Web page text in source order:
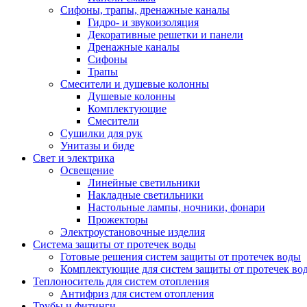
Сифоны, трапы, дренажные каналы
Гидро- и звукоизоляция
Декоративные решетки и панели
Дренажные каналы
Сифоны
Трапы
Смесители и душевые колонны
Душевые колонны
Комплектующие
Смесители
Сушилки для рук
Унитазы и биде
Свет и электрика
Освещение
Линейные светильники
Накладные светильники
Настольные лампы, ночники, фонари
Прожекторы
Электроустановочные изделия
Система защиты от протечек воды
Готовые решения систем защиты от протечек воды
Комплектующие для систем защиты от протечек
Теплоноситель для систем отопления
Антифриз для систем отопления